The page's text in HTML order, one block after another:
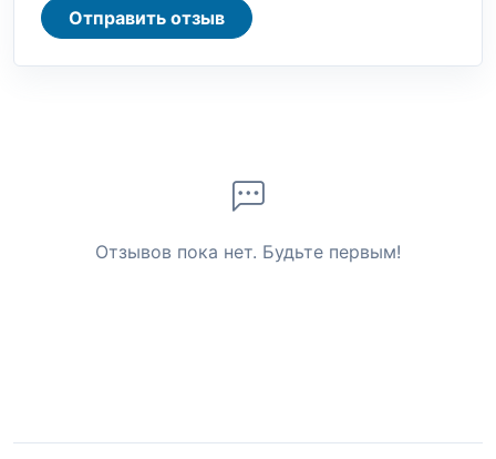
Отправить отзыв
Отзывов пока нет. Будьте первым!